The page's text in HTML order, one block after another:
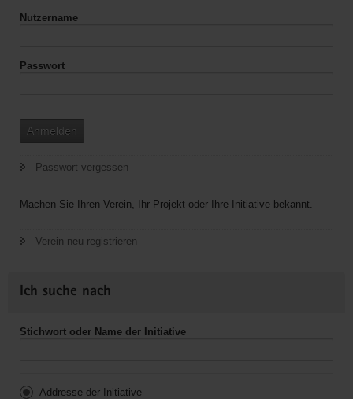
Langzeitpflege
Nutzername
Passwort
Anmelden
Passwort vergessen
Machen Sie Ihren Verein, Ihr Projekt oder Ihre Initiative bekannt.
Verein neu registrieren
Ich suche nach
Stichwort oder Name der Initiative
Addresse der Initiative